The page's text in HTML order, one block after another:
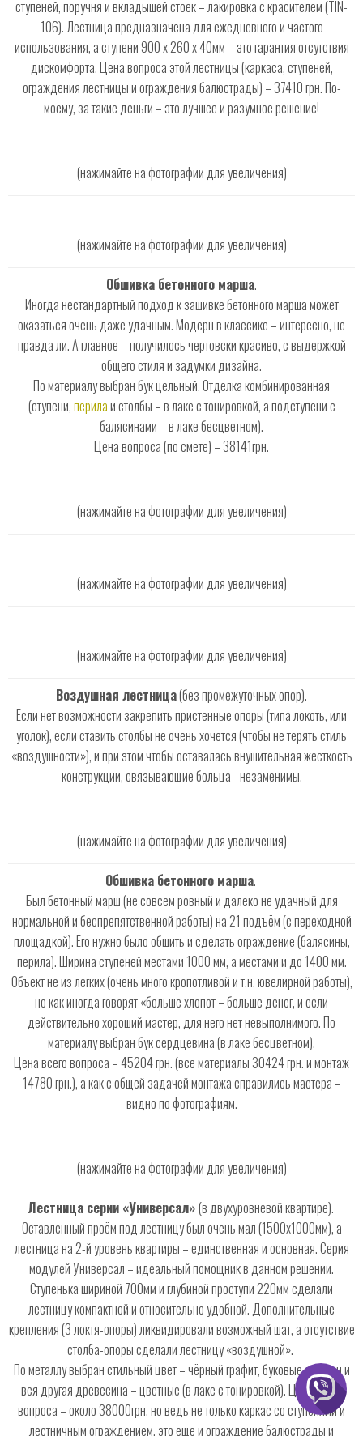
ступеней, поручня и вкладышей стоек – лакировка с красителем (TIN-
106). Лестница предназначена для ежедневного и частого
использования, а ступени 900 х 260 х 40мм – это гарантия отсутствия
дискомфорта. Цена вопроса этой лестницы (каркаса, ступеней,
ограждения лестницы и ограждения балюстрады) – 37410 грн. По-
моему, за такие деньги – это лучшее и разумное решение!
(нажимайте на фотографии для увеличения)
(нажимайте на фотографии для увеличения)
Обшивка бетонного марша.
Иногда нестандартный подход к зашивке бетонного марша может
оказаться очень даже удачным. Модерн в классике – интересно, не
правда ли. А главное – получилось чертовски красиво, с выдержкой
общего стиля и задумки дизайна.
По материалу выбран бук цельный. Отделка комбинированная
(ступени,перилаи столбы – в лаке с тонировкой, а подступени с
балясинами – в лаке бесцветном).
Цена вопроса (по смете) – 38141грн.
(нажимайте на фотографии для увеличения)
(нажимайте на фотографии для увеличения)
(нажимайте на фотографии для увеличения)
Воздушная лестница(без промежуточных опор).
Если нет возможности закрепить пристенные опоры (типа локоть, или
уголок), если ставить столбы не очень хочется (чтобы не терять стиль
«воздушности»), и при этом чтобы оставалась внушительная жесткость
конструкции, связывающие больца - незаменимы.
(нажимайте на фотографии для увеличения)
Обшивка бетонного марша.
Был бетонный марш (не совсем ровный и далеко не удачный для
нормальной и беспрепятственной работы) на 21 подъём (с переходной
площадкой). Его нужно было обшить и сделать ограждение (балясины,
перила). Ширина ступеней местами 1000 мм, а местами и до 1400 мм.
Объект не из легких (очень много кропотливой и т.н. ювелирной работы),
но как иногда говорят «больше хлопот – больше денег, и если
действительно хороший мастер, для него нет невыполнимого. По
материалу выбран бук сердцевина (в лаке бесцветном).
Цена всего вопроса – 45204 грн. (все материалы 30424 грн. и монтаж
14780 грн.), а как с общей задачей монтажа справились мастера –
видно по фотографиям.
(нажимайте на фотографии для увеличения)
Лестница серии «Универсал»(в двухуровневой квартире).
Оставленный проём под лестницу был очень мал (1500х1000мм), а
лестница на 2-й уровень квартиры – единственная и основная. Серия
модулей Универсал – идеальный помощник в данном решении.
Ступенька шириной 700мм и глубиной проступи 220мм сделали
лестницу компактной и относительно удобной. Дополнительные
крепления (3 локтя-опоры) ликвидировали возможный шат, а отсутствие
столба-опоры сделали лестницу «воздушной».
По металлу выбран стильный цвет – чёрный графит, буковые ступени и
вся другая древесина – цветные (в лаке с тонировкой). Цена всего
вопроса – около 38000грн, но ведь не только каркас со ступенями и
лестничным ограждением, это ещё и ограждение балюстрады и